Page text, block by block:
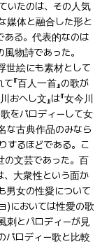
いたのは、その人気
媒体と融合した形と
ある。代表的なのは
物詩であった。
世絵にも素材として
『百人一首』の歌が
へし文』は『女今川
歌をパロディーして女
な古典作品のみなら
するほどである。こ
の文芸であった。百
、大衆性という面か
男女の性愛について
)においては性愛の歌
刺とパロディーが見
パロディー歌と比較